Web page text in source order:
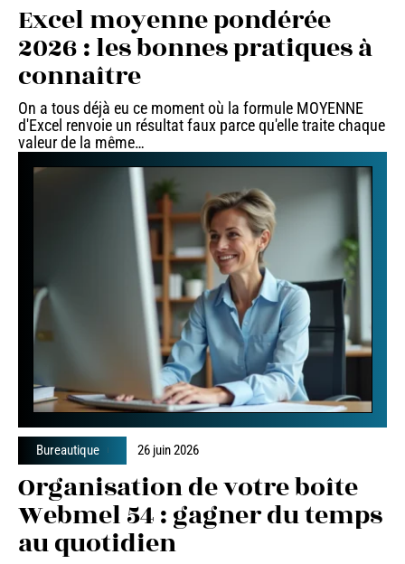
Excel moyenne pondérée
2026 : les bonnes pratiques à
connaître
On a tous déjà eu ce moment où la formule MOYENNE
d'Excel renvoie un résultat faux parce qu'elle traite chaque
valeur de la même…
Bureautique 26 juin 2026
Organisation de votre boîte
Webmel 54 : gagner du temps
au quotidien